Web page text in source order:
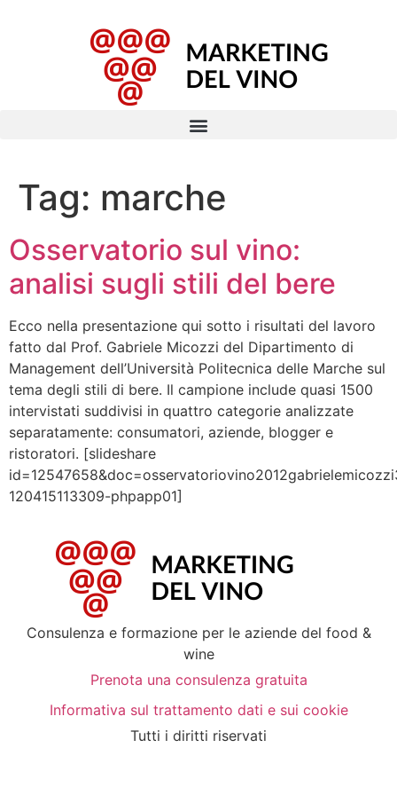
Tag: marche
Osservatorio sul vino:
analisi sugli stili del bere
Ecco nella presentazione qui sotto i risultati del lavoro
fatto dal Prof. Gabriele Micozzi del Dipartimento di
Management dell’Università Politecnica delle Marche sul
tema degli stili di bere. Il campione include quasi 1500
intervistati suddivisi in quattro categorie analizzate
separatamente: consumatori, aziende, blogger e
ristoratori. [slideshare
120415113309-phpapp01]
Consulenza e formazione per le aziende del food &
wine
Prenota una consulenza gratuita
Informativa sul trattamento dati e sui cookie
Tutti i diritti riservati